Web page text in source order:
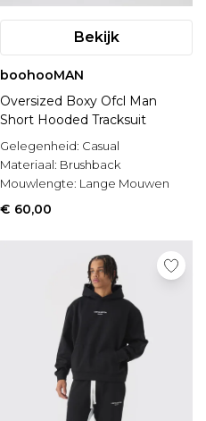
Bekijk
boohooMAN
Oversized Boxy Ofcl Man
Short Hooded Tracksuit
Gelegenheid: Casual
Materiaal: Brushback
Mouwlengte: Lange Mouwen
€ 60,00